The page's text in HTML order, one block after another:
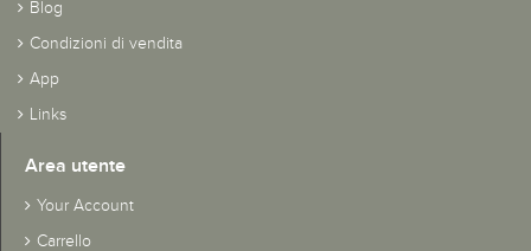
Blog
Condizioni di vendita
App
Links
Area utente
Your Account
Carrello